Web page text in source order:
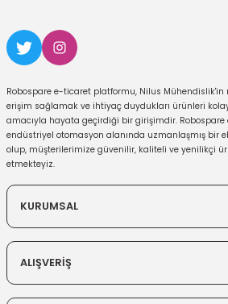
Robospare e-ticaret platformu, Nilus
erişim sağlamak ve ihtiyaç duydukları ürünleri
amacıyla hayata geçirdiği bir girişimdir.
endüstriyel otomasyon alanında uzmanlaşmış bir
olup, müşterilerimize güvenilir, kaliteli ve yenilikçi
etmekteyiz.
KURUMSAL
ALIŞVERİŞ